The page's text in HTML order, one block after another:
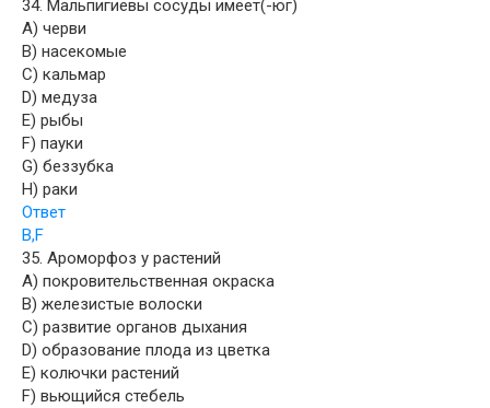
34. Мальпигиевы сосуды имеет(-юг)
A) черви
B) насекомые
C) кальмар
D) медуза
E) рыбы
F) пауки
G) беззубка
H) раки
Ответ
B,F
35. Ароморфоз у растений
A) покровительственная окраска
B) железистые волоски
C) развитие органов дыхания
D) образование плода из цветка
E) колючки растений
F) вьющийся стебель